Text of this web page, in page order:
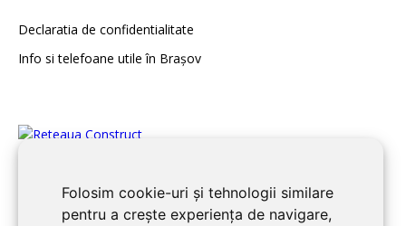
Folosim cookie-uri și tehnologii similare
pentru a crește experiența de navigare,
Declaratia de confidentialitate
Info si telefoane utile în Braşov